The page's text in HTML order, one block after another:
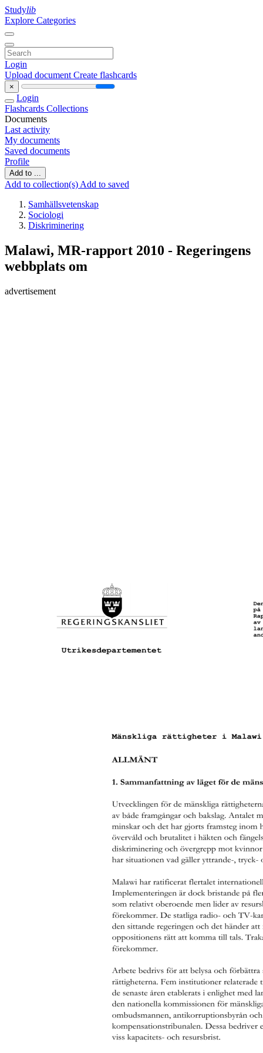
Studylib
Explore Categories
Login
Upload document Create flashcards
×
Login
Flashcards Collections
Documents
Last activity
My documents
Saved documents
Profile
Add to ...
Add to collection(s) Add to saved
Samhällsvetenskap
Sociologi
Diskriminering
Malawi, MR-rapport 2010 - Regeringens
webbplats om
advertisement